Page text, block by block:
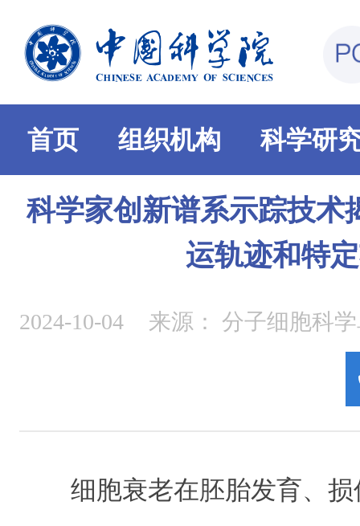
首页 组织机构 科学研
科学家创新谱系示踪技术
运轨迹和特
2024-10-04 来源： 分子细胞科
细胞衰老在胚胎发育、